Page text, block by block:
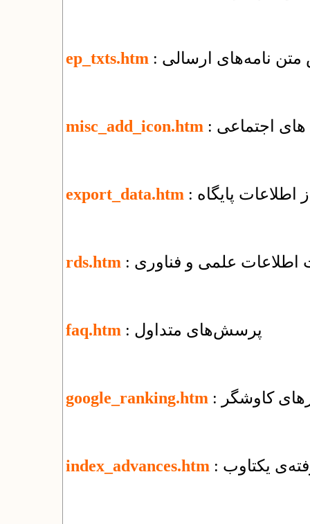
ep_txts.htm متن نامه‌های ارسالی
misc_add_icon.htm اجتماعی
export_data.htm پایگاه
rds.htm اطلاعات علمی و فناوری
faq.htm : پرسش‌های متداول
google_ranking.htm کاوشگر
index_advances.htm یکتاوب